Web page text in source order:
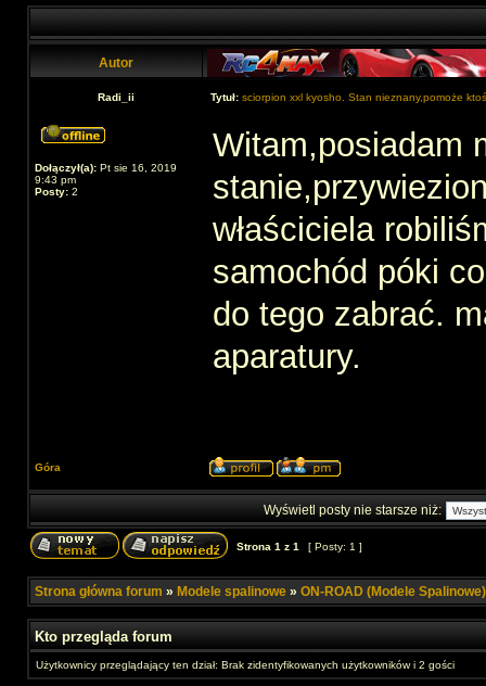
Autor
Radi_ii Tytuł: sciorpion xxl kyosho. Stan nieznany,pomoże
Dołączył(a): Pt sie 16, 2019
9:43 pm
Posty: 2
Witam,posiadam
właściciela
samochód póki
do tego zabrać.
aparatury.
Góra
Wyświetl posty nie starsze niż:
Strona 1 z 1 [ Posty: 1 ]
Strona główna forum » Modele spalinowe » ON-ROAD (Modele Spalinowe)
Kto przegląda forum
Użytkownicy przeglądający ten dział: Brak zidentyfikowanych użytkowników i 2 gości